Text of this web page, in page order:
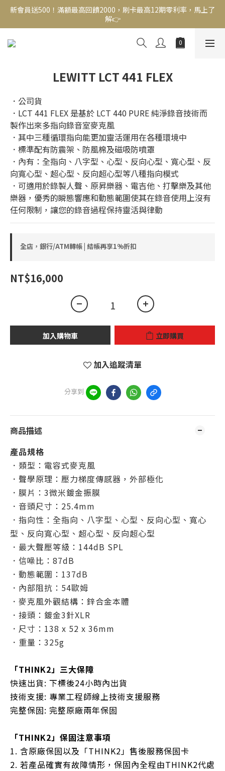
新會員送500！滿額最高回饋2000，刷卡最高12期零利率，馬上了
解👉
新會員送500！滿額最高回饋2000，刷卡最高12期零利率，馬上了
解👉
結帳頁選zingala銀角零卡分期，輕鬆打包
解👉
LEWITT LCT 441 FLEX
．公司貨
．LCT 441 FLEX 是基於 LCT 440 PURE 純淨錄音技術而
製作出來多指向錄音室麥克風
．其中三種循環指向能更加靈活運用在各種環境中
．標準配有防震架、防風棉及磁吸防噴罩
．內有：全指向、八字型、心型、反向心型、寬心型、反
向寬心型、超心型、反向超心型等八種指向模式
．可適用於錄製人聲、原昇樂器、電吉他、打擊樂及其他
樂器，優秀的瞬態響應和動態範圍使其在錄音使用上沒有
任何限制，讓您的錄音過程保持靈活與律動
全店，銀行/ATM轉帳 | 結帳再享1%折扣
NT$16,000
加入購物車 立即購買
加入追蹤清單
分享到
商品描述
產品規格
．類型：電容式麥克風
．聲學原理：壓力梯度傳感器，外部極化
．膜片：3微米鍍金振膜
．音頭尺寸：25.4mm
．指向性：全指向、八字型、心型、反向心型、寬心
型、反向寬心型、超心型、反向超心型
．最大聲壓等級：144dB SPL
．信噪比：87dB
．動態範圍：137dB
．內部阻抗：54歐姆
．麥克風外觀結構：鋅合金本體
．接頭：鍍金3針XLR
．尺寸：138 x 52 x 36mm
．重量：325g
「THINK2」三大保障
快速出貨: 下標後24小時內出貨
技術支援: 專業工程師線上技術支援服務
完整保固: 完整原廠兩年保固
「THINK2」保固注意事項
1. 含原廠保固以及「THINK2」售後服務保固卡
2. 若產品確實有故障情形，保固內全程由THINK2代處